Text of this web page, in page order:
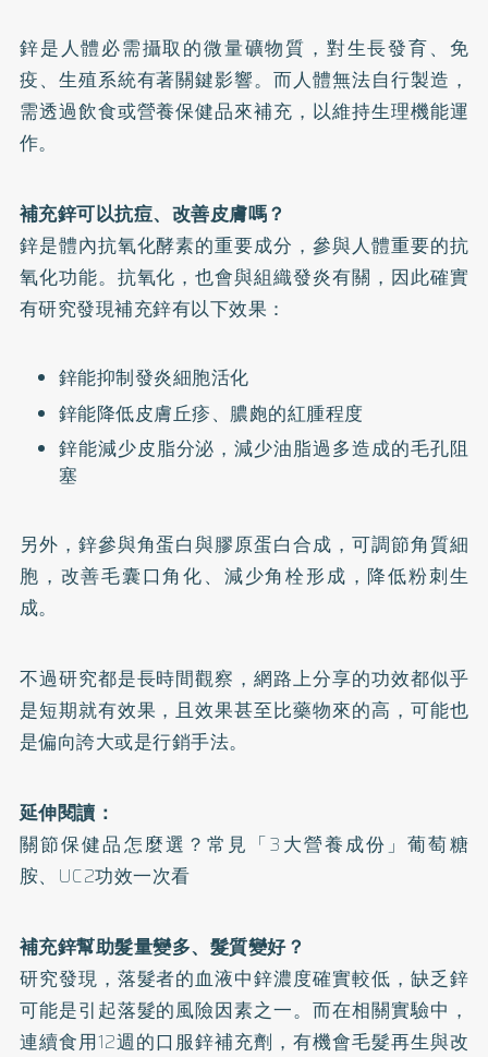
鋅是人體必需攝取的微量礦物質，對生長發育、免
疫、生殖系統有著關鍵影響。而人體無法自行製造，
需透過飲食或營養保健品來補充，以維持生理機能運
作。
補充鋅可以抗痘、改善皮膚嗎？
鋅是體內抗氧化酵素的重要成分，參與人體重要的抗
氧化功能。抗氧化，也會與組織發炎有關，因此確實
有研究發現補充鋅有以下效果：
鋅能抑制發炎細胞活化
鋅能降低皮膚丘疹、膿皰的紅腫程度
鋅能減少皮脂分泌，減少油脂過多造成的毛孔阻
塞
另外，鋅參與角蛋白與膠原蛋白合成，可調節角質細
胞，改善毛囊口角化、減少角栓形成，降低粉刺生
成。
不過研究都是長時間觀察，網路上分享的功效都似乎
是短期就有效果，且效果甚至比藥物來的高，可能也
是偏向誇大或是行銷手法。
延伸閱讀：
關節保健品怎麼選？常見「3大營養成份」葡萄糖
胺、UC2功效一次看
補充鋅幫助髮量變多、髮質變好？
研究發現，落髮者的血液中鋅濃度確實較低，缺乏鋅
可能是引起落髮的風險因素之一。而在相關實驗中，
連續食用12週的口服鋅補充劑，有機會毛髮再生與改